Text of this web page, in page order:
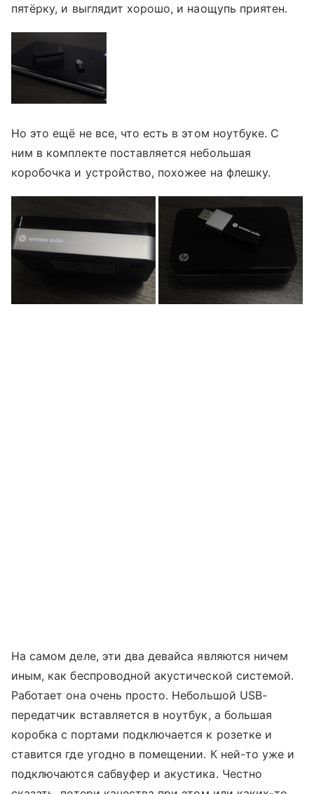
пятёрку, и выглядит хорошо, и наощупь приятен.
Но это ещё не все, что есть в этом ноутбуке. С
ним в комплекте поставляется небольшая
коробочка и устройство, похожее на флешку.
На самом деле, эти два девайса являются ничем
иным, как беспроводной акустической системой.
Работает она очень просто. Небольшой USB-
передатчик вставляется в ноутбук, а большая
коробка с портами подключается к розетке и
ставится где угодно в помещении. К ней-то уже и
подключаются сабвуфер и акустика. Честно